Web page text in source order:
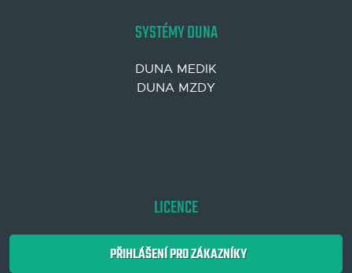
SYSTÉMY DUNA
DUNA MEDIK
DUNA MZDY
LICENCE
PŘIHLÁŠENÍ PRO ZÁKAZNÍKY